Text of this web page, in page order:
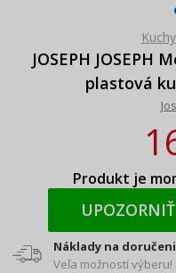
JOSEPH JOSEPH
plastová
Produkt je
Náklady na
Veľa možností výberu!